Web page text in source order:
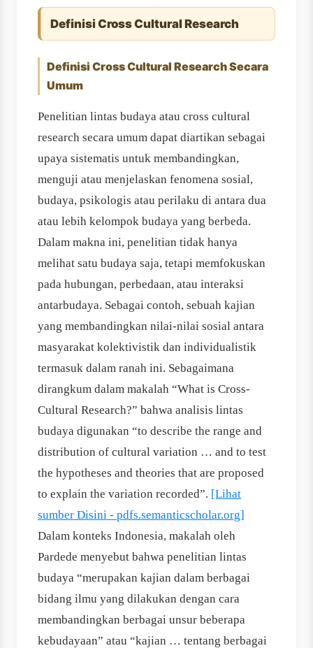
Definisi Cross Cultural Research
Definisi Cross Cultural Research Secara
Umum
Penelitian lintas budaya atau cross cultural
research secara umum dapat diartikan sebagai
upaya sistematis untuk membandingkan,
menguji atau menjelaskan fenomena sosial,
budaya, psikologis atau perilaku di antara dua
atau lebih kelompok budaya yang berbeda.
Dalam makna ini, penelitian tidak hanya
melihat satu budaya saja, tetapi memfokuskan
pada hubungan, perbedaan, atau interaksi
antarbudaya. Sebagai contoh, sebuah kajian
yang membandingkan nilai-nilai sosial antara
masyarakat kolektivistik dan individualistik
termasuk dalam ranah ini. Sebagaimana
dirangkum dalam makalah “What is Cross-
Cultural Research?” bahwa analisis lintas
budaya digunakan “to describe the range and
distribution of cultural variation … and to test
the hypotheses and theories that are proposed
to explain the variation recorded”. [Lihat
sumber Disini - pdfs.semanticscholar.org]
Dalam konteks Indonesia, makalah oleh
Pardede menyebut bahwa penelitian lintas
budaya “merupakan kajian dalam berbagai
bidang ilmu yang dilakukan dengan cara
membandingkan berbagai unsur beberapa
kebudayaan” atau “kajian … tentang berbagai